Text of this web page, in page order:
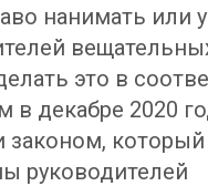
нанимать или
это в
в декабре 2020
законом, который
руководителей